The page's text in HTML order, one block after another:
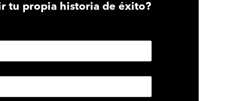
tu propia historia de éxito?